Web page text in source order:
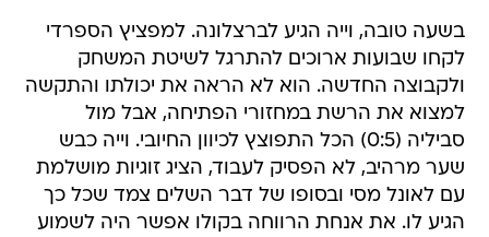
בשעה טובה, וייה הגיע לברצלונה. למפציץ הספרדי
לקחו שבועות ארוכים להתרגל לשיטת המשחק
ולקבוצה החדשה. הוא לא הראה את יכולתו והתקשה
למצוא את הרשת במחזורי הפתיחה, אבל מול
סביליה (0:5) הכל התפוצץ לכיוון החיובי. וייה כבש
שער מרהיב, לא הפסיק לעבוד, הציג זוגיות מושלמת
עם לאונל מסי ובסופו של דבר השלים צמד שכל כך
הגיע לו. את אנחת הרווחה בקולו אפשר היה לשמוע